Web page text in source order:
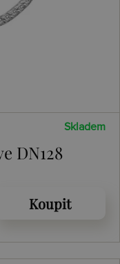
Skladem
DN128
Koupit